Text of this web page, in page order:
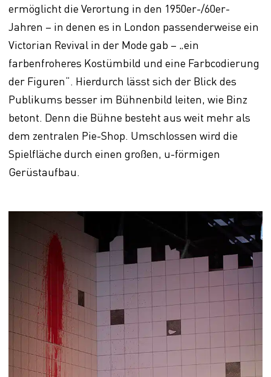
ermöglicht die Verortung in den 1950er-/60er-
Jahren – in denen es in London passenderweise ein
Victorian Revival in der Mode gab – „ein
farbenfroheres Kostümbild und eine Farbcodierung
der Figuren“. Hierdurch lässt sich der Blick des
Publikums besser im Bühnenbild leiten, wie Binz
betont. Denn die Bühne besteht aus weit mehr als
dem zentralen Pie-Shop. Umschlossen wird die
Spielfläche durch einen großen, u-förmigen
Gerüstaufbau.